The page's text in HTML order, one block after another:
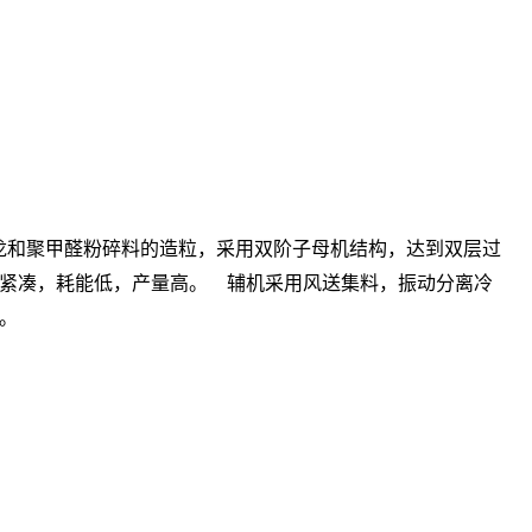
聚甲醛粉碎料的造粒，采用双阶子母机结构，达到双层过
凑，耗能低，产量高。 辅机采用风送集料，振动分离冷